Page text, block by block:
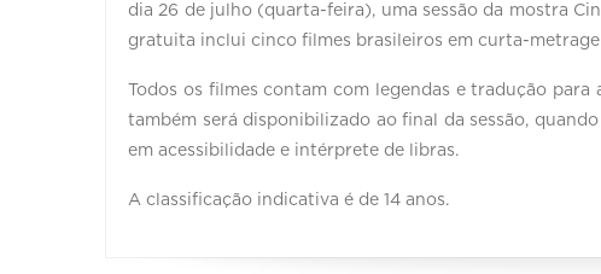
dia 26 de julho (quarta-feira), uma sessão da mostra
gratuita inclui cinco filmes brasileiros em curta-
Todos os filmes contam com legendas e tradução
também será disponibilizado ao final da sessão,
em acessibilidade e intérprete de libras.
A classificação indicativa é de 14 anos.